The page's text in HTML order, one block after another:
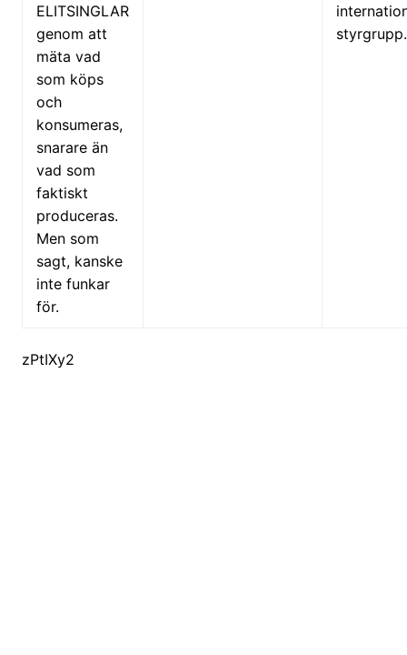
ELITSINGLAR
genom att
mäta vad
som köps
och
konsumeras,
snarare än
vad som
faktiskt
produceras.
Men som
sagt, kanske
inte funkar
för.
styrgrupp.
zPtIXy2